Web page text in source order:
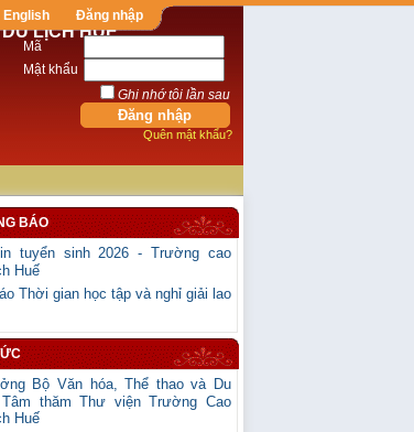
English Đăng nhập
LỊCH HUẾ
Mã
Mật khẩu
Ghi nhớ tôi lần sau
Quên mật khẩu?
BÁO
tuyển sinh 2026 - Trường cao
Huế
Thời gian học tập và nghỉ giải lao
Bộ Văn hóa, Thể thao và Du
Tâm thăm Thư viện Trường Cao
Huế